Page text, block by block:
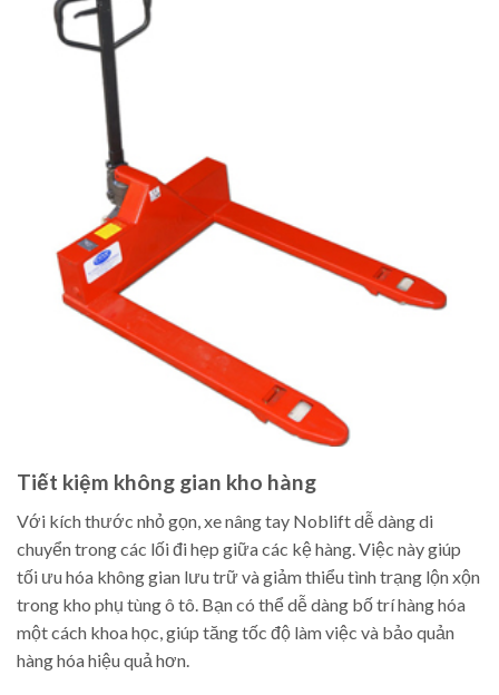
Tiết kiệm không gian kho hàng
Với kích thước nhỏ gọn, xe nâng tay Noblift dễ dàng di
chuyển trong các lối đi hẹp giữa các kệ hàng. Việc này giúp
tối ưu hóa không gian lưu trữ và giảm thiểu tình trạng lộn xộn
trong kho phụ tùng ô tô. Bạn có thể dễ dàng bố trí hàng hóa
một cách khoa học, giúp tăng tốc độ làm việc và bảo quản
hàng hóa hiệu quả hơn.